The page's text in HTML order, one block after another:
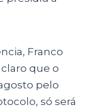
Franco
que o
pelo
só será